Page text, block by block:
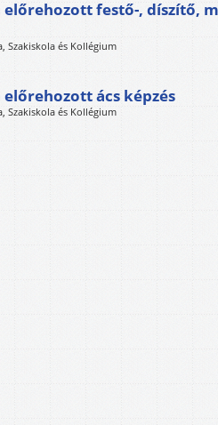
festő-, díszítő,
Szakiskola és Kollégium
ács képzés
Szakiskola és Kollégium